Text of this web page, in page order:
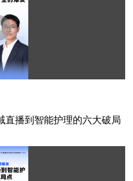
直播到智能护理的六大破局